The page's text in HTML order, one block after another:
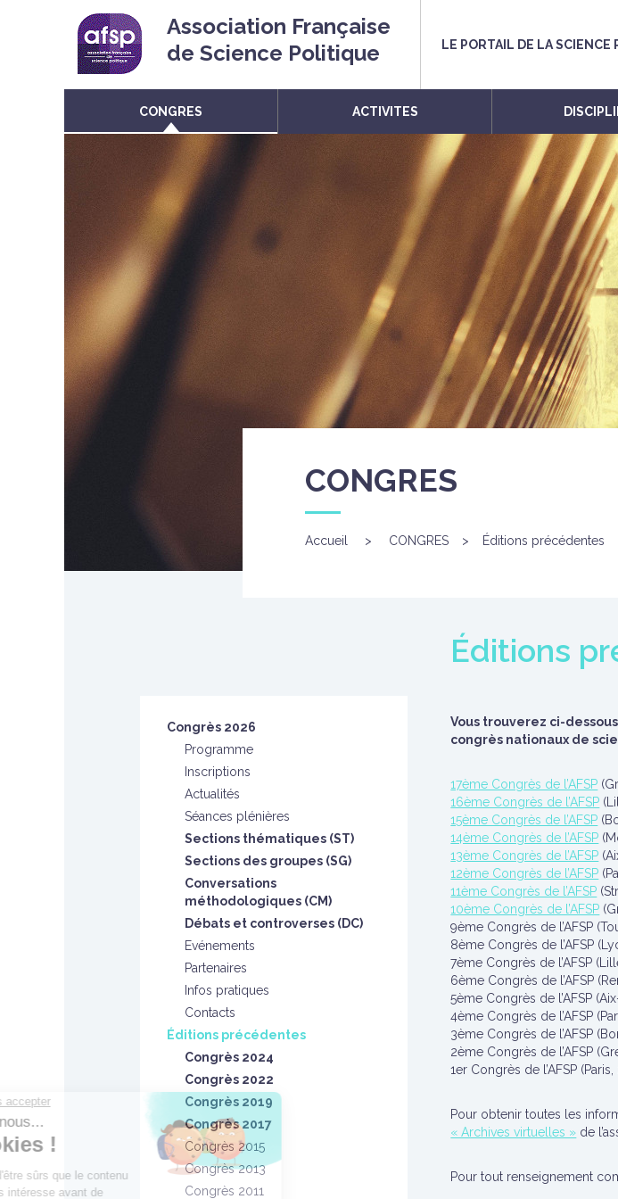
Association Française
de Science Politique
LE PORTAIL DE LA SCIENCE
CONGRES ACTIVITES
CONGRES
Accueil > CONGRES > Éditions précédentes
Congrès 2026
Programme
Inscriptions
Actualités
Séances plénières
Sections thématiques (ST)
Sections des groupes (SG)
Conversations
méthodologiques (CM)
Débats et controverses (DC)
Evénements
Partenaires
Infos pratiques
Contacts
Éditions précédentes
Congrès 2024
Congrès 2022
Congrès 2019
Congrès 2017
Congrès 2015
Congrès 2013
Congrès 2011
Éditions
Vous trouverez ci-
congrès nationaux de
17ème Congrès de l’AFSP
16ème Congrès de l’AFSP
15ème Congrès de l’AFSP
14ème Congrès de l’AFSP
13ème Congrès de l’AFSP
12ème Congrès de l’AFSP
11ème Congrès de l’AFSP
10ème Congrès de l’AFSP
9ème Congrès de l’AFSP
8ème Congrès de l’AFSP
7ème Congrès de l’AFSP
6ème Congrès de l’AFSP
5ème Congrès de l’AFSP
4ème Congrès de l’AFSP
3ème Congrès de l’AFSP
2ème Congrès de l’AFSP
1er Congrès de l’AFSP
Pour obtenir toutes les
« Archives virtuelles » de
Pour tout renseignement